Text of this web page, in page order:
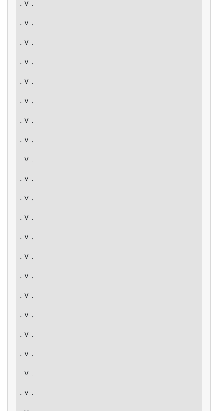
. v .
. v .
. v .
. v .
. v .
. v .
. v .
. v .
. v .
. v .
. v .
. v .
. v .
. v .
. v .
. v .
. v .
. v .
. v .
. v .
. v .